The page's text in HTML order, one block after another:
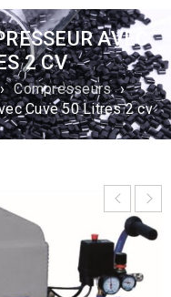
AVEC
2 CV
› Compresseurs ›
Cuve 50 Litres 2 cv